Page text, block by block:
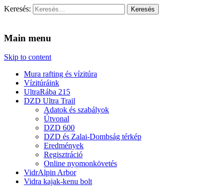
Keresés:
Main menu
Skip to content
Mura rafting és vízitúra
Vízitúráink
UltraRába 215
DZD Ultra Trail
Adatok és szabályok
Útvonal
DZD 600
DZD és Zalai-Dombság térkép
Eredmények
Regisztráció
Online nyomonkövetés
VidrAlpin Arbor
Vidra kajak-kenu bolt